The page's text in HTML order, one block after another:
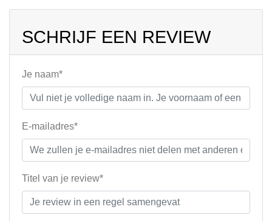
SCHRIJF EEN REVIEW
Je naam*
E-mailadres*
Titel van je review*